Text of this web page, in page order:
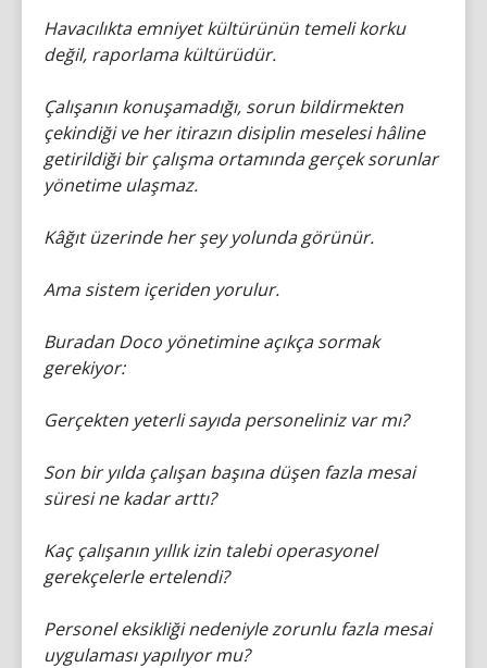
Havacılıkta emniyet kültürünün temeli korku
değil, raporlama kültürüdür.
Çalışanın konuşamadığı, sorun bildirmekten
çekindiği ve her itirazın disiplin meselesi hâline
getirildiği bir çalışma ortamında gerçek sorunlar
yönetime ulaşmaz.
Kâğıt üzerinde her şey yolunda görünür.
Ama sistem içeriden yorulur.
Buradan Doco yönetimine açıkça sormak
gerekiyor:
Gerçekten yeterli sayıda personeliniz var mı?
Son bir yılda çalışan başına düşen fazla mesai
süresi ne kadar arttı?
Kaç çalışanın yıllık izin talebi operasyonel
gerekçelerle ertelendi?
Personel eksikliği nedeniyle zorunlu fazla mesai
uygulaması yapılıyor mu?